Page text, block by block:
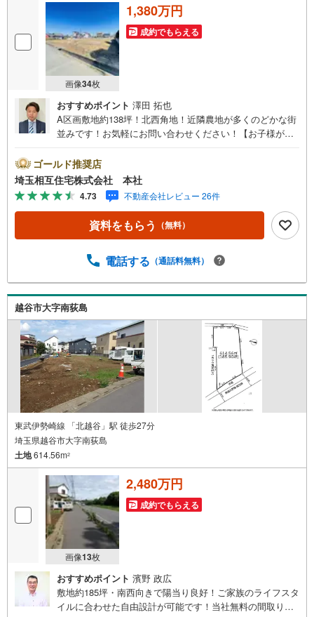
画像34枚
1,380万円
成約でもらえる
おすすめポイント 澤田 拓也
A区画敷地約138坪！北西角地！近隣農地が多くのどかな街
並みです！お気軽にお問い合わせください！【お子様がい
備、お子様連れでも落ち着いてご相談いただけます。チャ
イルドシートもご用意しております。【住宅ローンに強
い！本社直結の住宅ローン・契約サポート】本社在籍の専
門スタッフが、金融機関との調整から 審査のポイントまで
一貫してサポート。現在お借入れがある方、勤続年数が短
い方、自己資金に不安がある方も、まずはご相談くださ
のない進め方をご案内します。 初めての方も安心してご相
階から具体化までスムーズ】まだ迷っている段階でも問題
ありません。物件のご紹介だけでなく、資金計画、間取り
の考え方、建築の注意点、将来的な売却や住み替えの可能
性まで、一つひとつ整理しながらご案内します。
ゴールド推奨店
埼玉相互住宅株式会社 本社
4.73 不動産会社レビュー 26件
資料をもらう （無料）
電話する （通話料無料）
越谷市大字南荻島
東武伊勢崎線 「北越谷」駅 徒歩27分
埼玉県越谷市大字南荻島
土地614.56m2
画像13枚
2,480万円
成約でもらえる
おすすめポイント 濱野 政広
敷地約185坪・南西向きで陽当り良好！ご家族のライフスタ
イルに合わせた自由設計が可能です！当社無料の間取り作